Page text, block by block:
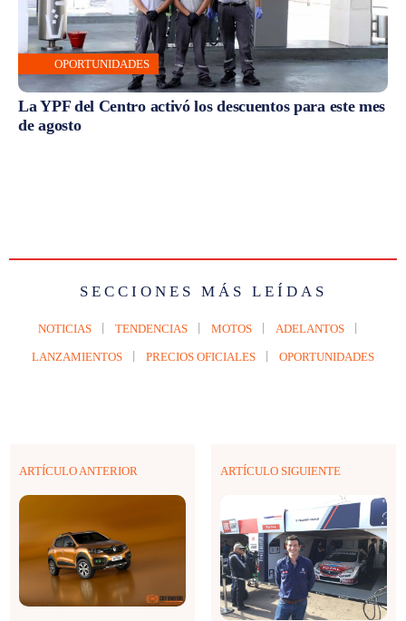
OPORTUNIDADES
La YPF del Centro activó los descuentos para este mes
de agosto
SECCIONES MÁS LEÍDAS
NOTICIAS TENDENCIAS MOTOS ADELANTOS
LANZAMIENTOS PRECIOS OFICIALES OPORTUNIDADES
ARTÍCULO ANTERIOR ARTÍCULO SIGUIENTE